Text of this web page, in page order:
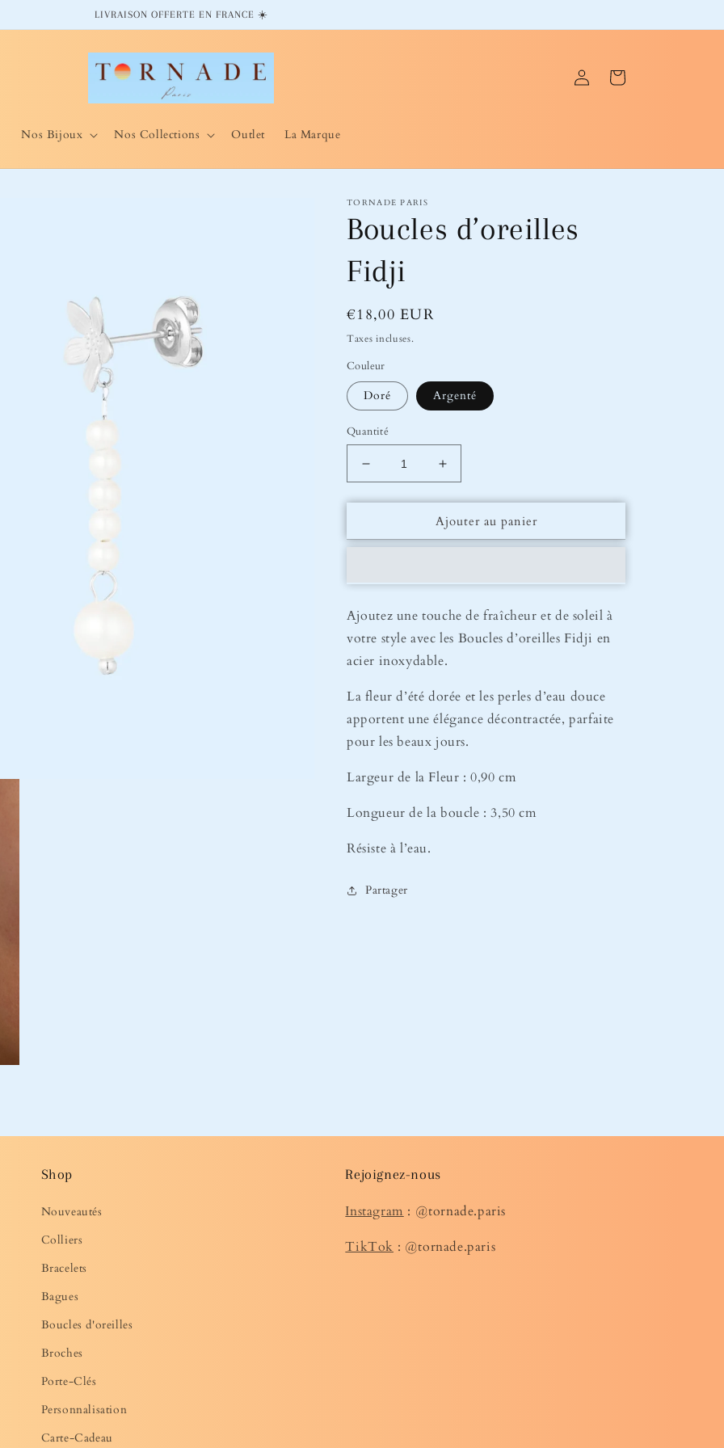
LIVRAISON OFFERTE EN FRANCE ☀️
Nos Bijoux Nos Collections Outlet La Marque
ConnexionPanier
TORNADE PARIS
Boucles d’oreilles
Fidji
Prix
habituel
€18,00 EUR
Taxes incluses.
Couleur
Doré Argenté
Quantité
Réduire
la
quantité
Boucles
Augmenter
la
quantité
de
Boucles
Ajouter au panier
Ajoutez une touche de fraîcheur et de soleil à
votre style avec les Boucles d’oreilles Fidji en
acier inoxydable.
La fleur d’été dorée et les perles d’eau douce
apportent une élégance décontractée, parfaite
pour les beaux jours.
Largeur de la Fleur : 0,90 cm
Longueur de la boucle : 3,50 cm
Résiste à l’eau.
Partager
Shop
Nouveautés
Colliers
Bracelets
Bagues
Boucles d'oreilles
Broches
Porte-Clés
Personnalisation
Carte-Cadeau
Rejoignez-nous
Instagram : @tornade.paris
TikTok : @tornade.paris